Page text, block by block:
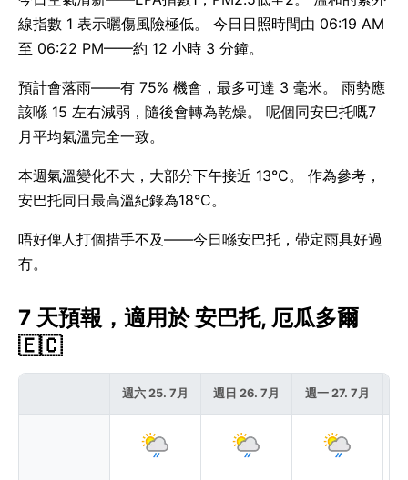
線指數 1 表示曬傷風險極低。 今日日照時間由 06:19 AM
至 06:22 PM——約 12 小時 3 分鐘。
預計會落雨——有 75% 機會，最多可達 3 毫米。 雨勢應
該喺 15 左右減弱，隨後會轉為乾燥。 呢個同安巴托嘅7
月平均氣溫完全一致。
本週氣溫變化不大，大部分下午接近 13°C。 作為參考，
安巴托同日最高溫紀錄為18°C。
唔好俾人打個措手不及——今日喺安巴托，帶定雨具好過
冇。
7 天預報，適用於 安巴托, 厄瓜多爾
🇪🇨
週六 25. 7月 週日 26. 7月 週一 27. 7月